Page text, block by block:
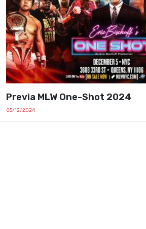
Previa MLW One-Shot 2024
05/12/2024